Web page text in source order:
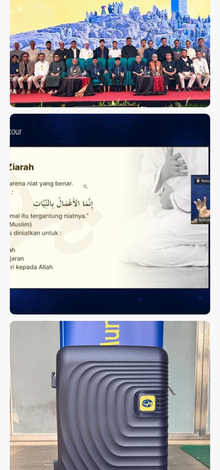
MANASIK HAJI MUNATOUR
2026
KAJIAN ROAD TO MABRUR -
KOPER KABIN JAMAAH HAJI
2026